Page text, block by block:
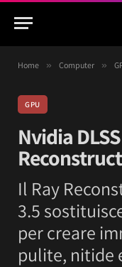
Home » Computer »
GPU
Nvidia
Il Ray
3.5
per creare
pulite, nitide